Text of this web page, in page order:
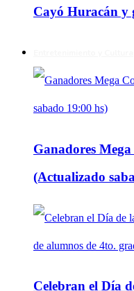
Cayó Huracán y
Ganadores
(Actualizado
Celebran el Día